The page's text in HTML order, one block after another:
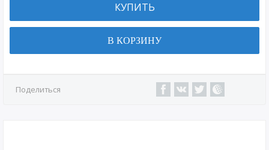
КУПИТЬ
В КОРЗИНУ
Поделиться